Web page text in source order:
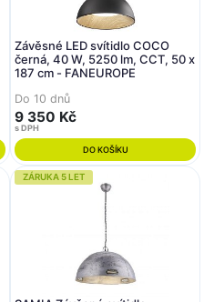
Závěsné LED svítidlo COCO
černá, 40 W, 5250 lm, CCT, 50 x
187 cm - FANEUROPE
Do 10 dnů
9 350 Kč
s DPH
DO KOŠÍKU
ZÁRUKA 5 LET